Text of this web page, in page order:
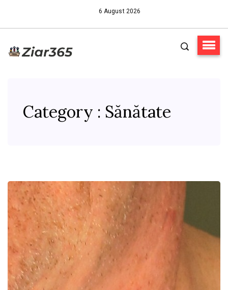
6 August 2026
Category : Sănătate